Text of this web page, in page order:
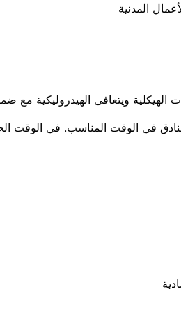
المدنية
الهيكلية ويتعافى الهيدروليكية مع
في الوقت المناسب. في الوقت